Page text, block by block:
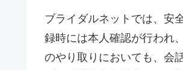
ブライダルネットでは、安
録時には本人確認が行われ
のやり取りにおいても、会